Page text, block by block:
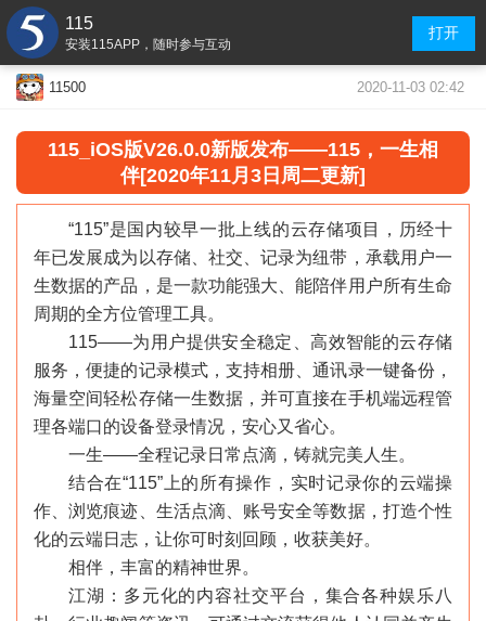
115
安装115APP，随时参与互动
打开
11500 2020-11-03 02:42
115 iOS版V26.0.0新版发布——115，一生相
伴[2020年11月3日周二更新]
“115”是国内较早一批上线的云存储项目，历经十
年已发展成为以存储、社交、记录为纽带，承载用户一
生数据的产品，是一款功能强大、能陪伴用户所有生命
周期的全方位管理工具。
115——为用户提供安全稳定、高效智能的云存储
服务，便捷的记录模式，支持相册、通讯录一键备份，
海量空间轻松存储一生数据，并可直接在手机端远程管
理各端口的设备登录情况，安心又省心。
一生——全程记录日常点滴，铸就完美人生。
结合在“115”上的所有操作，实时记录你的云端操
作、浏览痕迹、生活点滴、账号安全等数据，打造个性
化的云端日志，让你可时刻回顾，收获美好。
相伴，丰富的精神世界。
江湖：多元化的内容社交平台，集合各种娱乐八